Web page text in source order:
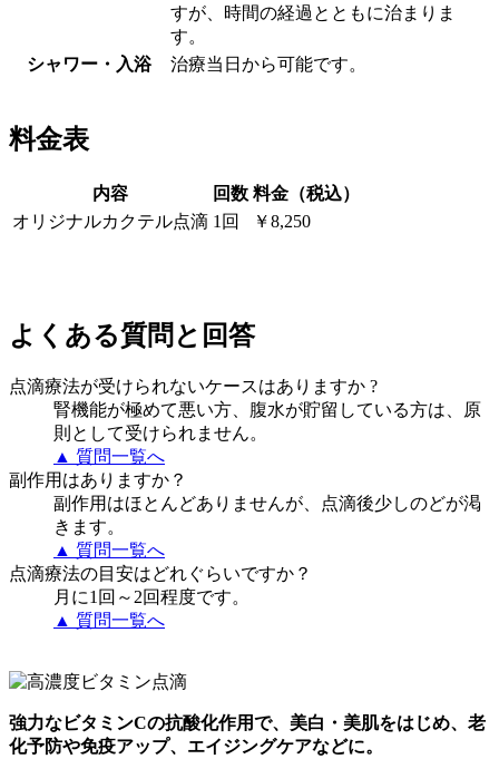
すが、時間の経過とともに治まりま
す。
シャワー・入浴
治療当日から可能です。
料金表
内容 回数 料金（税込）
オリジナルカクテル点滴 1回 ￥8,250
よくある質問と回答
点滴療法が受けられないケースはありますか ?
腎機能が極めて悪い方、腹水が貯留している方は、原
則として受けられません。
▲ 質問一覧へ
副作用はありますか？
副作用はほとんどありませんが、点滴後少しのどが渇
きます。
▲ 質問一覧へ
点滴療法の目安はどれぐらいですか？
月に1回～2回程度です。
▲ 質問一覧へ
強力なビタミンCの抗酸化作用で、美白・美肌をはじめ、老
化予防や免疫アップ、エイジングケアなどに。